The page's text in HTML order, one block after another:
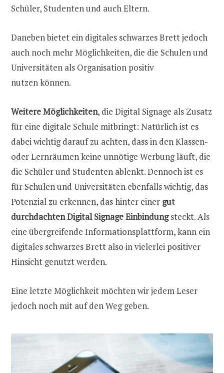
Schüler, Studenten und auch Eltern.
Daneben bietet ein digitales schwarzes Brett jedoch
auch noch mehr Möglichkeiten, die die Schulen und
Universitäten als Organisation positiv
nutzen können.
Weitere Möglichkeiten, die Digital Signage als Zusatz
für eine digitale Schule mitbringt: Natürlich ist es
dabei wichtig darauf zu achten, dass in den Klassen-
oder Lernräumen keine unnötige Werbung läuft, die
die Schüler und Studenten ablenkt. Dennoch ist es
für Schulen und Universitäten ebenfalls wichtig, das
Potenzial zu erkennen, das hinter einer gut
durchdachten Digital Signage Einbindungsteckt. Als
eine übergreifende Informationsplattform, kann ein
digitales schwarzes Brett also in vielerlei positiver
Hinsicht genutzt werden.
Eine letzte Möglichkeit möchten wir jedem Leser
jedoch noch mit auf den Weg geben.